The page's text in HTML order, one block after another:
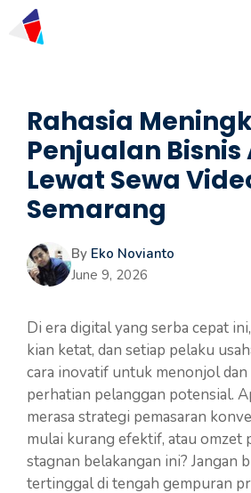
Rahasia
Penjualan Bisnis
Lewat Sewa
Semarang
By Eko Novianto
June 9, 2026
Di era digital yang serba cepat
kian ketat, dan setiap pelaku
cara inovatif untuk menonjol
perhatian pelanggan potensial.
merasa strategi pemasaran
mulai kurang efektif, atau omzet
stagnan belakangan ini? Jangan
tertinggal di tengah gempuran